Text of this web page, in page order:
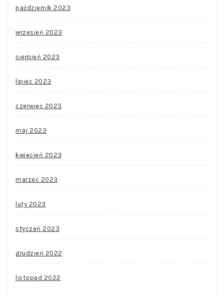
październik 2023
wrzesień 2023
sierpień 2023
lipiec 2023
czerwiec 2023
maj 2023
kwiecień 2023
marzec 2023
luty 2023
styczeń 2023
grudzień 2022
listopad 2022